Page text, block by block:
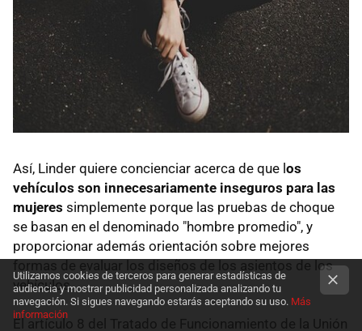
Así, Linder quiere concienciar acerca de que los
vehículos son innecesariamente inseguros para las
mujeres simplemente porque las pruebas de choque
se basan en el denominado "hombre promedio", y
proporcionar además orientación sobre mejores
formas de evaluar los diseños de los asientos de los
vehículos.
El artículo 8 del Tratado de Funcionamiento de la Unión
Utilizamos cookies de terceros para generar estadísticas de
audiencia y mostrar publicidad personalizada analizando tu
navegación. Si sigues navegando estarás aceptando su uso. Más
información